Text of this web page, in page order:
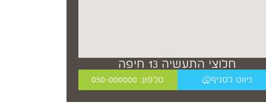
חלוצי התעשיה 13 חיפה
ניווט לסניף טלפון: 050-000000